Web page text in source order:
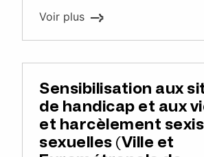
Voir plus
Sensibilisation aux
de handicap et aux
et harcèlement
sexuelles (Ville et